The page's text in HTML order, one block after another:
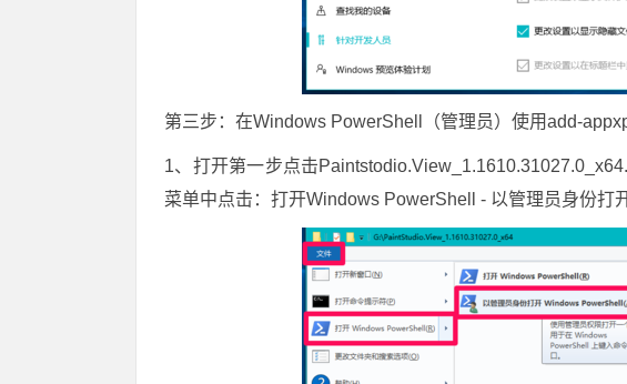
第三步：在Windows PowerShell（管理员）使用add-
1、打开第一步点击
菜单中点击：打开Windows PowerShell - 以管理员身份打